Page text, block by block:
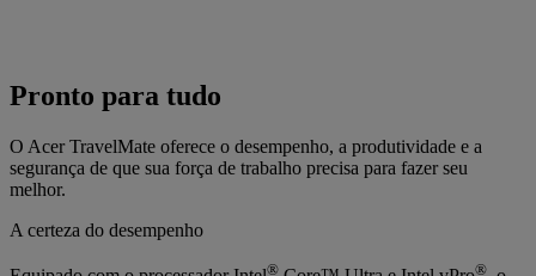
Pronto para tudo
O Acer TravelMate oferece o desempenho, a produtividade e a
segurança de que sua força de trabalho precisa para fazer seu
melhor.
A certeza do desempenho
® ®